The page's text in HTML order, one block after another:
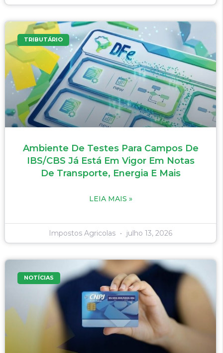
TRIBUTÁRIO
Ambiente De Testes Para Campos De
IBS/CBS Já Está Em Vigor Em Notas
De Transporte, Energia E Mais
LEIA MAIS »
Impostos Agricolas julho 13, 2026
NOTÍCIAS